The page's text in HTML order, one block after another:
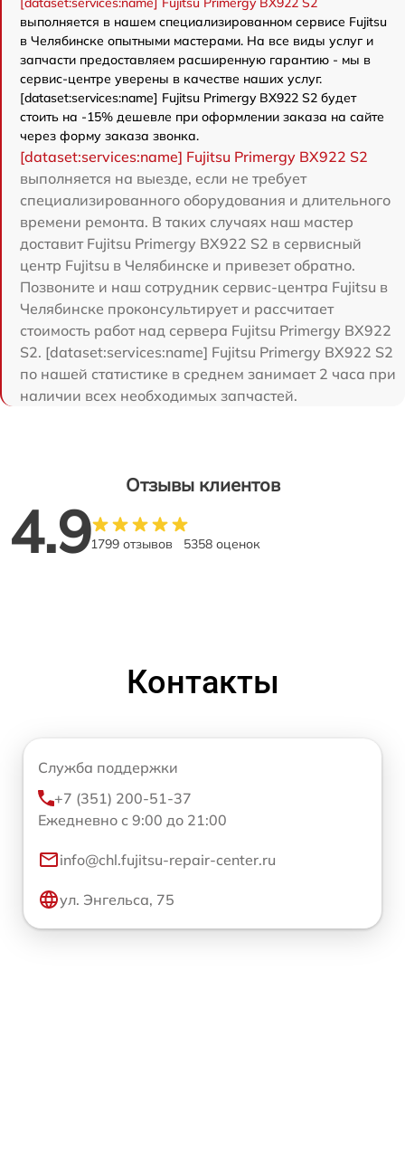
выполняется в нашем специализированном сервисе Fujitsu
в Челябинске опытными мастерами. На все виды услуг и
запчасти предоставляем расширенную гарантию - мы в
сервис-центре уверены в качестве наших услуг.
[dataset:services:name] Fujitsu Primergy BX922 S2 будет
стоить на -15% дешевле при оформлении заказа на сайте
через форму заказа звонка.
[dataset:services:name] Fujitsu Primergy BX922 S2
выполняется на выезде, если не требует
специализированного оборудования и длительного
времени ремонта. В таких случаях наш мастер
доставит Fujitsu Primergy BX922 S2 в сервисный
центр Fujitsu в Челябинске и привезет обратно.
Позвоните и наш сотрудник сервис-центра Fujitsu в
Челябинске проконсультирует и рассчитает
стоимость работ над сервера Fujitsu Primergy BX922
S2. [dataset:services:name] Fujitsu Primergy BX922 S2
по нашей статистике в среднем занимает 2 часа при
наличии всех необходимых запчастей.
Отзывы клиентов
4.91799 отзывов 5358 оценок
Контакты
Служба поддержки
+7 (351) 200-51-37
Ежедневно с 9:00 до 21:00
info@chl.fujitsu-repair-center.ru
ул. Энгельса, 75